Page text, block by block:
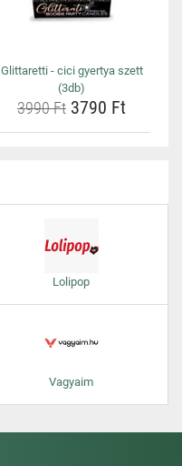
Glittaretti - cici gyertya szett
(3db)
3990 Ft 3790 Ft
Lolipop
Vagyaim